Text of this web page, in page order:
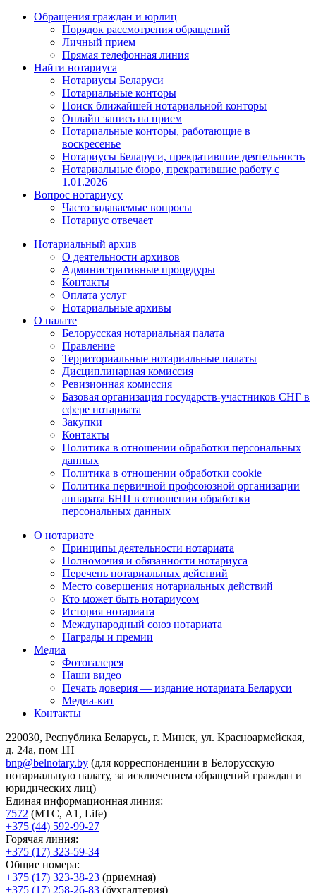
Обращения граждан и юрлиц
Порядок рассмотрения обращений
Личный прием
Прямая телефонная линия
Найти нотариуса
Нотариусы Беларуси
Нотариальные конторы
Поиск ближайшей нотариальной конторы
Онлайн запись на прием
Нотариальные конторы, работающие в
воскресенье
Нотариусы Беларуси, прекратившие деятельность
Нотариальные бюро, прекратившие работу с
1.01.2026
Вопрос нотариусу
Часто задаваемые вопросы
Нотариус отвечает
Нотариальный архив
О деятельности архивов
Административные процедуры
Контакты
Оплата услуг
Нотариальные архивы
О палате
Белорусская нотариальная палата
Правление
Территориальные нотариальные палаты
Дисциплинарная комиссия
Ревизионная комиссия
Базовая организация государств-участников СНГ в
сфере нотариата
Закупки
Контакты
Политика в отношении обработки персональных
данных
Политика в отношении обработки cookie
Политика первичной профсоюзной организации
аппарата БНП в отношении обработки
персональных данных
О нотариате
Принципы деятельности нотариата
Полномочия и обязанности нотариуса
Перечень нотариальных действий
Место совершения нотариальных действий
Кто может быть нотариусом
История нотариата
Международный союз нотариата
Награды и премии
Медиа
Фотогалерея
Наши видео
Печать доверия — издание нотариата Беларуси
Медиа-кит
Контакты
220030, Республика Беларусь, г. Минск, ул. Красноармейская,
д. 24а, пом 1Н
bnp@belnotary.by (для корреспонденции в Белорусскую
нотариальную палату, за исключением обращений граждан и
юридических лиц)
Единая информационная линия:
7572 (МТС, A1, Life)
+375 (44) 592-99-27
Горячая линия:
+375 (17) 323-59-34
Общие номера:
+375 (17) 323-38-23 (приемная)
+375 (17) 258-26-83 (бухгалтерия)